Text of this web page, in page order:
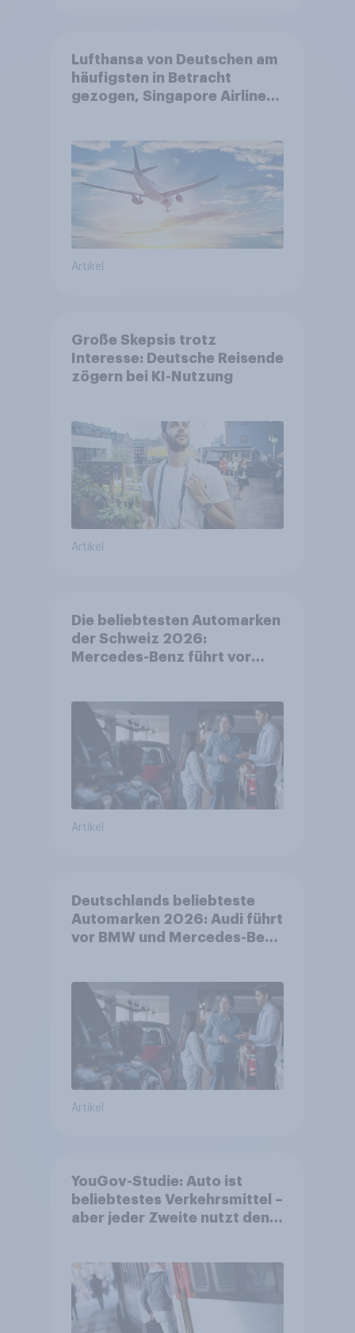
Lufthansa von Deutschen am
häufigsten in Betracht
gezogen, Singapore Airlines
Artikel
Große Skepsis trotz
Interesse: Deutsche Reisende
zögern bei KI-Nutzung
Artikel
Die beliebtesten Automarken
der Schweiz 2026:
Mercedes-Benz führt vor
Artikel
Deutschlands beliebteste
Automarken 2026: Audi führt
vor BMW und Mercedes-Benz
Artikel
YouGov-Studie: Auto ist
beliebtestes Verkehrsmittel –
aber jeder Zweite nutzt den